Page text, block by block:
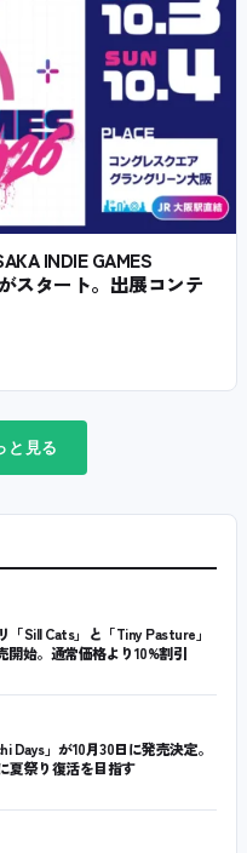
INDIE GAMES
スタート。出展コンテ
と見る
Sill Cats」と「Tiny Pasture」
始。通常価格より10%割引
Days」が10月30日に発売決定。
夏祭り復活を目指す